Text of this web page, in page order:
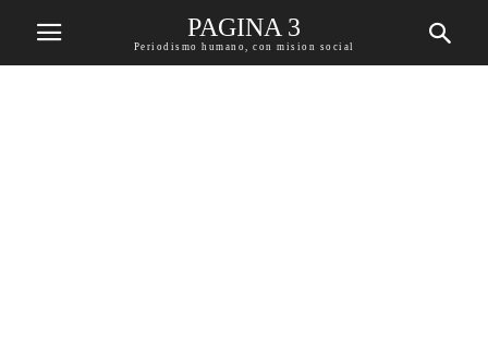
PAGINA 3
Periodismo humano, con mision social